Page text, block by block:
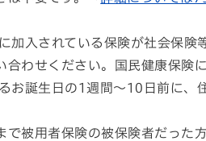
加入されている保険が社会保険
合わせください。国民健康保険
お誕生日の1週間～10日前に、
で被用者保険の被保険者だった